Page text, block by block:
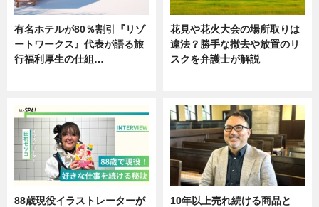
有名ホテルが80％割引『リゾ
ートワークス』代表が語る旅
行福利厚生の仕組…
花見や花火大会の場所取りは
違法？勝手な撤去や放置のリ
スクを弁護士が解説
88歳現役イラストレーターが
10年以上売れ続ける商品と